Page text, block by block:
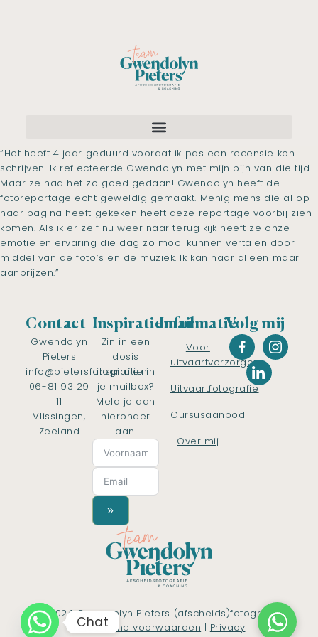
“Het heeft 4 jaar geduurd voordat ik pas een recensie kon
schrijven. Ik reflecteerde Gwendolyn met mijn pijn van die tijd.
Maar ze had het zo goed gedaan! Gwendolyn heeft de
fotoreportage echt geweldig gemaakt. Menig mens die al op
haar pagina heeft gekeken heeft deze reportage voorbij zien
komen. Als ik er zelf nu weer naar terug kijk heeft ze onze
emotie en ervaring die dag zo mooi kunnen vertalen door
middel van de foto’s en de muziek. Ik kan haar alleen maar
aanprijzen.”
Contact
Gwendolyn
Pieters
info@pietersfotografie.nl
06-81 93 29
11
Vlissingen,
Zeeland
Inspiratiemail
Zin in een
dosis
inspiratie in
je mailbox?
Meld je dan
hieronder
aan.
»
Informatie
Voor
uitvaartverzorgers
Uitvaartfotografie
Cursusaanbod
Over mij
Volg mij
© 2024 Gwendolyn Pieters (afscheids)fotografie
|Algemene voorwaarden | Privacy
Chat